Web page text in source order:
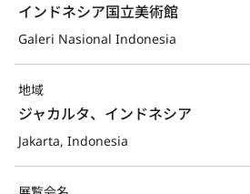
インドネシア国立美術館
Galeri Nasional Indonesia
地域
ジャカルタ、インドネシア
Jakarta, Indonesia